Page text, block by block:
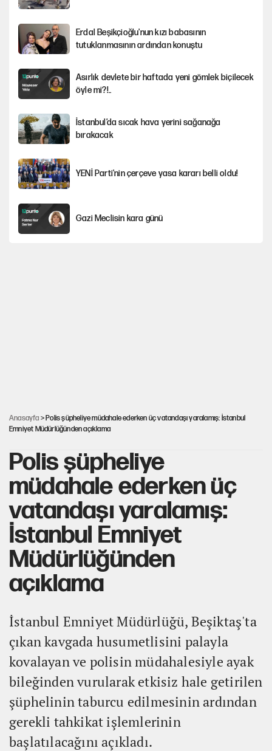
Erdal Beşikçioğlu'nun kızı babasının
tutuklanmasının ardından konuştu
Asırlık devlete bir haftada yeni gömlek biçilecek
öyle mi?!..
İstanbul’da sıcak hava yerini sağanağa
bırakacak
YENİ Parti'nin çerçeve yasa kararı belli oldu!
Gazi Meclisin kara günü
Anasayfa > Polis şüpheliye müdahale ederken üç vatandaşı yaralamış: İstanbul
Emniyet Müdürlüğünden açıklama
Polis şüpheliye
müdahale ederken üç
vatandaşı yaralamış:
İstanbul Emniyet
Müdürlüğünden
açıklama
İstanbul Emniyet Müdürlüğü, Beşiktaş'ta
çıkan kavgada husumetlisini palayla
kovalayan ve polisin müdahalesiyle ayak
bileğinden vurularak etkisiz hale getirilen
şüphelinin taburcu edilmesinin ardından
gerekli tahkikat işlemlerinin
başlatılacağını açıkladı.